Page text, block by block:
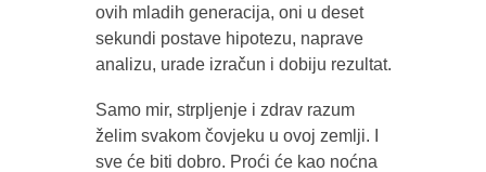
ovih mladih generacija, oni u deset
sekundi postave hipotezu, naprave
analizu, urade izračun i dobiju rezultat.
Samo mir, strpljenje i zdrav razum
želim svakom čovjeku u ovoj zemlji. I
sve će biti dobro. Proći će kao noćna